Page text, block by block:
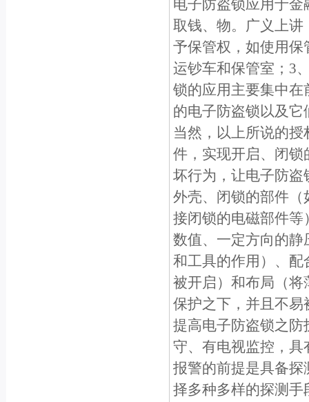
电子防盗锁应用于金
取钱、物。广义上讲
予保管权，如使用
运钞车和保管室；3
锁的应用主要集中
的电子防盗锁以及
当然，以上所说的
件，实现开启、闭
坏行为，让电子防盗
外壳、闭锁的部件
接闭锁的电磁部件
数值、一定方向的
和工具的作用）、
被开启）和布局（
保护之下，并且不易
提高电子防盗锁之
守、有电视监控，
报警的前提是具备
择多种多样的探测